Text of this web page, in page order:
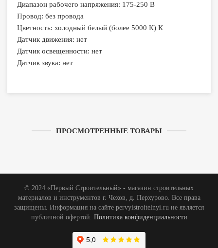
Диапазон рабочего напряжения: 175-250 В
Провод: без провода
Цветность: холодный белый (более 5000 К) К
Датчик движения: нет
Датчик освещенности: нет
Датчик звука: нет
ПРОСМОТРЕННЫЕ ТОВАРЫ
© 2024 «Первый Строительный» - магазин строительных
материалов и инструментов г. Чехов, д. Перхурово. Все права
защищены. Информация на сайте pervyistroitelnyi.ru не является
публичной офертой. Политика конфиденциальности